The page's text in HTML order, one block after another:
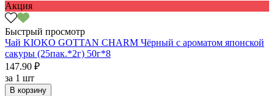
Акция
Быстрый просмотр
Чай KIOKO GOTTAN CHARM Чёрный с ароматом японской
сакуры (25пак.*2г) 50г*8
147.90 ₽
за 1 шт
В корзину